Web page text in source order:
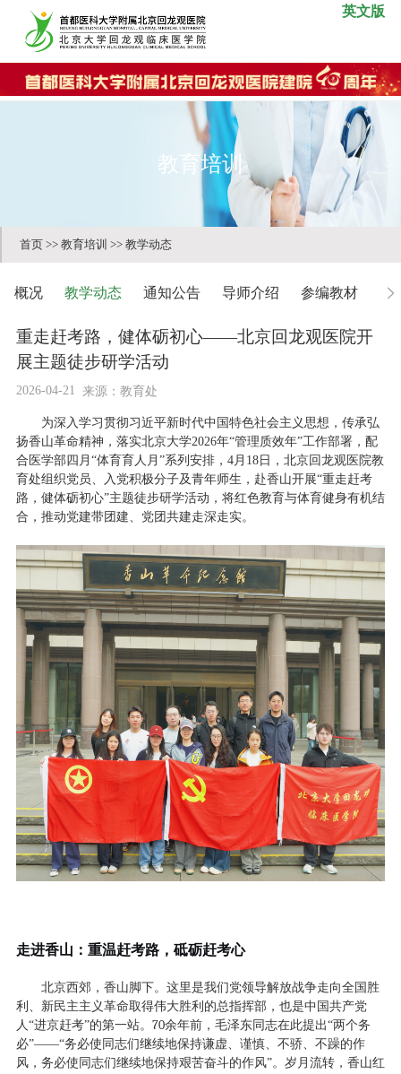
英文版
教育培训
概况 教学动态 通知公告 导师介绍 参编教材
首页 >> 教育培训 >> 教学动态
重走赶考路，健体砺初心——北京回龙观医院开
展主题徒步研学活动
2026-04-21 来源：教育处
为深入学习贯彻习近平新时代中国特色社会主义思想，传承弘
扬香山革命精神， 落实北京大学2026年“管理质效年”工作部署，配
合医学部四月 “体育育人月 ”系列安排， 4月 18日，北京回龙观医院教
育处组织党员、入党积极分子及青年师生，赴香山开展“重走赶考
路， 健体砺初心”主题徒步研学活动，将红色教育与体育健身有机结
合，推动党建带团建、党团共建走深走实。
走进香山：重温赶考路，砥砺赶考心
北京西郊，香山脚下。这里是我们党领导解放战争走向全国胜
利、新民主主义革命取得伟大胜利的总指挥部，也是中国共产党
人“进京赶考”的第一站。 70余年前，毛泽东同志在此提出“两个务
必”——“务必使同志们继续地保持谦虚、谨慎、不骄、不躁的作
风，务必使同志们继续地保持艰苦奋斗的作风”。岁月流转，香山红